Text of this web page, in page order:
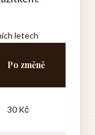
letech
Po změně
30 Kč